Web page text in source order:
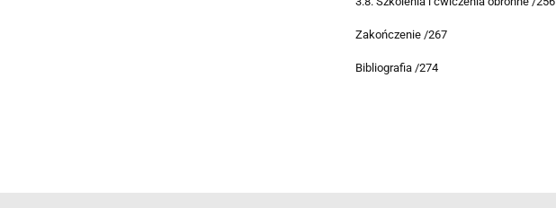
Zakończenie /267
Bibliografia /274